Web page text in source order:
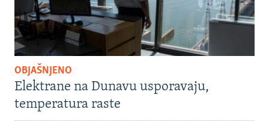
OBJAŠNJENO
Elektrane na Dunavu usporavaju,
temperatura raste